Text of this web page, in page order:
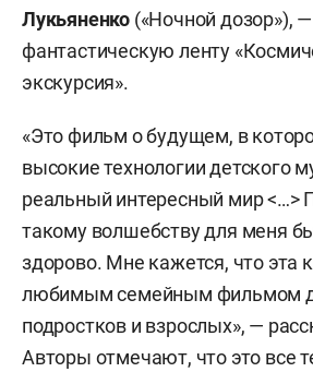
Лукьяненко («Ночной дозор»), —
фантастическую ленту
экскурсия».
«Это фильм о будущем, в
высокие технологии детского
реальный интересный мир <…>
такому волшебству для меня
здорово. Мне кажется, что эта
любимым семейным фильмом
подростков и взрослых», —
Авторы отмечают, что это все